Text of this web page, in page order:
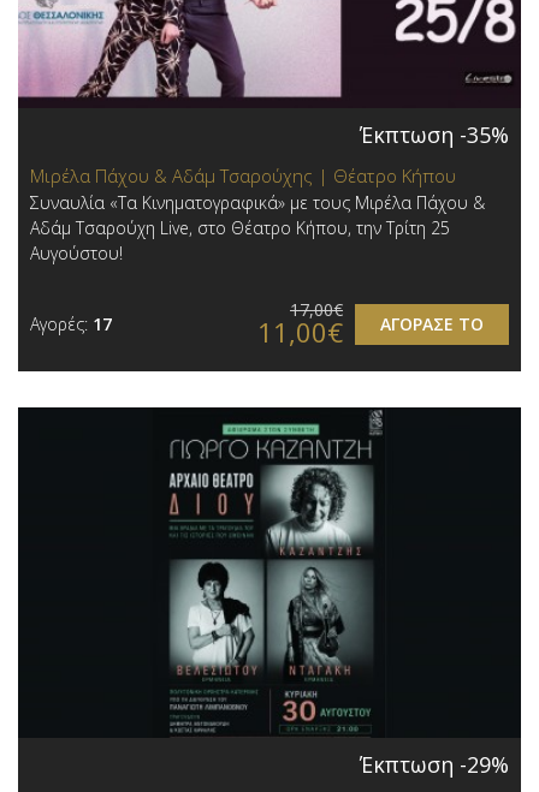
Έκπτωση -35%
Μιρέλα Πάχου & Αδάμ Τσαρούχης | Θέατρο Κήπου
Συναυλία «Τα Κινηματογραφικά» με τους Μιρέλα Πάχου &
Αδάμ Τσαρούχη Live, στο Θέατρο Κήπου, την Τρίτη 25
Αυγούστου!
Αγορές: 17 ΑΓΟΡΑΣΕ ΤΟ
17,00€
11,00€
Έκπτωση -29%